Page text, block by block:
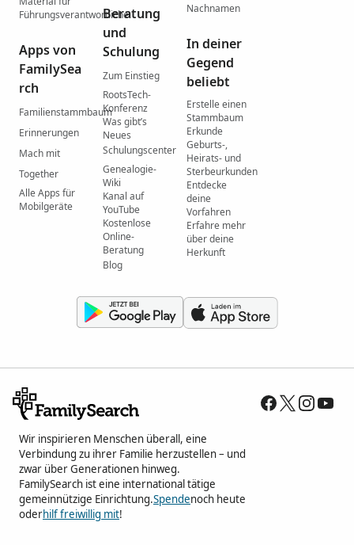
Führungsverantwortliche
Apps von
FamilySea
rch
Familienstammbaum
Erinnerungen
Mach mit
Together
Alle Apps für
Mobilgeräte
Beratung
und
Schulung
Zum Einstieg
RootsTech-
Konferenz
Was gibtʼs
Neues
Schulungscenter
Genealogie-
Wiki
Kanal auf
YouTube
Kostenlose
Online-
Beratung
Blog
Nachnamen
In deiner
Gegend
beliebt
Erstelle einen
Stammbaum
Erkunde
Geburts-,
Heirats- und
Sterbeurkunden
Entdecke
deine
Vorfahren
Erfahre mehr
über deine
Herkunft
Wir inspirieren Menschen überall, eine
Verbindung zu ihrer Familie herzustellen – und
zwar über Generationen hinweg.
FamilySearch ist eine international tätige
gemeinnützige Einrichtung.Spendenoch heute
oderhilf freiwillig mit!